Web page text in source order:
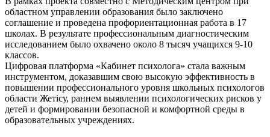
областном управлении образования было заключено
соглашение и проведена профориентационная работа в 17
школах. В результате профессиональным диагностическим
исследованием было охвачено около 8 тысяч учащихся 9-10
классов.
Цифровая платформа «Кабинет психолога» стала важным
инструментом, доказавшим свою высокую эффективность в
повышении профессионального уровня школьных психологов
области Жетісу, раннем выявлении психологических рисков у
детей и формировании безопасной и комфортной среды в
образовательных учреждениях.